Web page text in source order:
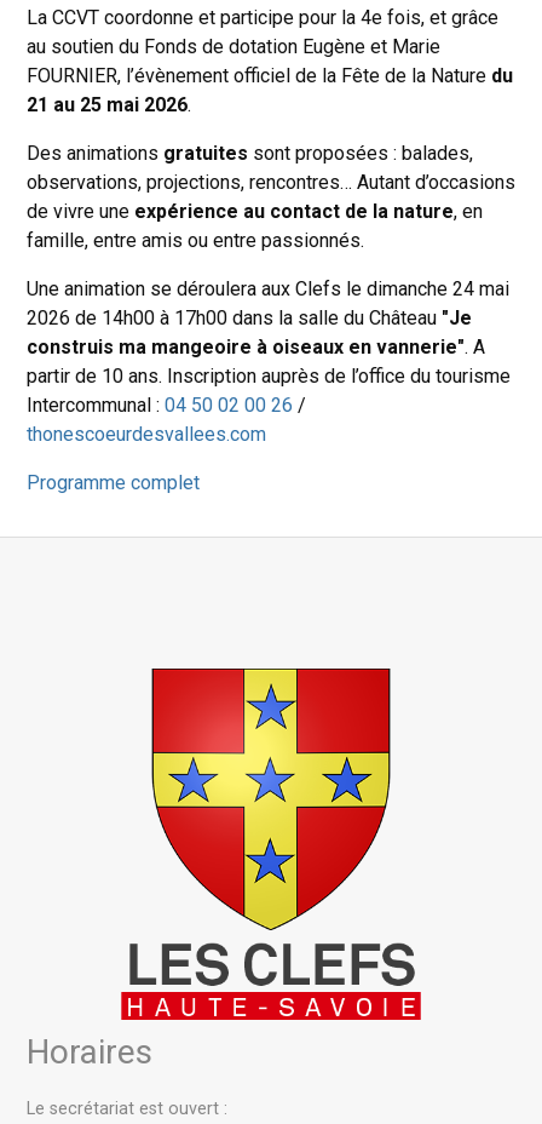
La CCVT coordonne et participe pour la 4e fois, et grâce
au soutien du Fonds de dotation Eugène et Marie
FOURNIER, l’évènement officiel de la Fête de la Nature du
21 au 25 mai 2026.
Des animations gratuites sont proposées : balades,
observations, projections, rencontres… Autant d’occasions
de vivre une expérience au contact de la nature, en
famille, entre amis ou entre passionnés.
Une animation se déroulera aux Clefs le dimanche 24 mai
2026 de 14h00 à 17h00 dans la salle du Château "Je
construis ma mangeoire à oiseaux en vannerie". A
partir de 10 ans. Inscription auprès de l’office du tourisme
Intercommunal : 04 50 02 00 26 /
thonescoeurdesvallees.com
Programme complet
Horaires
Le secrétariat est ouvert :